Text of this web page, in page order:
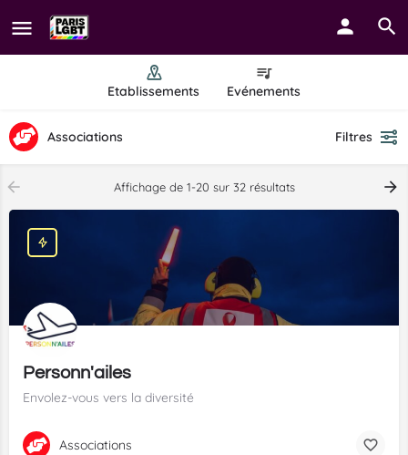
Etablissements Evénements
Associations Filtres
Affichage de 1-20 sur 32 résultats
Personn'ailes
Envolez-vous vers la diversité
Associations